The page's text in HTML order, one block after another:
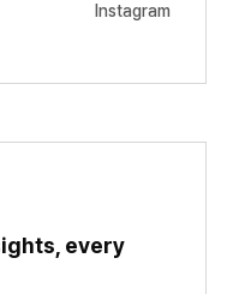
Instagram
every